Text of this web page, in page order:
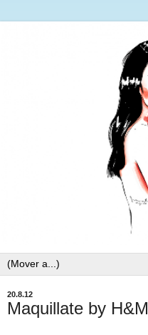
20.8.12
Maquillate by H&M